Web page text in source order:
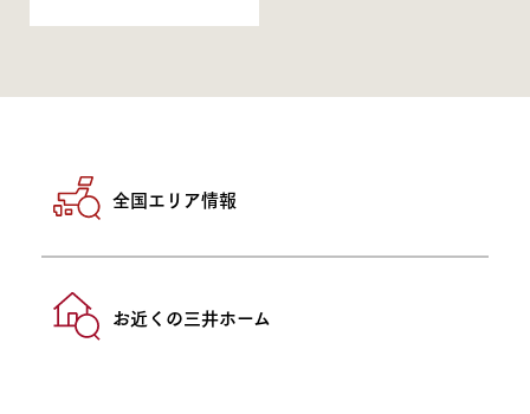
全国エリア情報
お近くの三井ホーム